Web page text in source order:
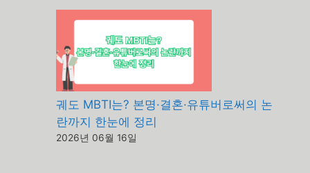
궤도 MBTI는? 본명·결혼·유튜버로써의 논
란까지 한눈에 정리
2026년 06월 16일